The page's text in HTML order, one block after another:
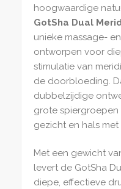
hoogwaardige
GotSha Dual
unieke massage-
ontworpen voor
stimulatie van
de doorbloeding.
dubbelzijdige
grote
gezicht en hals
Met een gewicht
levert de GotSha
diepe, effectieve